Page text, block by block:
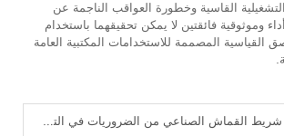
القاسية وخطورة العواقب الناجمة عن
وموثوقية فائقتين لا يمكن تحقيقهما باستخدام
القياسية المصممة للاستخدامات المكتبية العامة
القماش الصناعي من الضروريات في التطبيقات الثقيلة؟